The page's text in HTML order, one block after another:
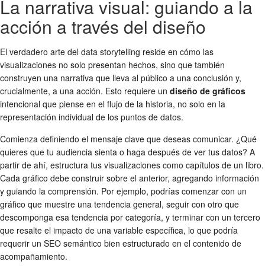
La narrativa visual: guiando a la
acción a través del diseño
El verdadero arte del data storytelling reside en cómo las
visualizaciones no solo presentan hechos, sino que también
construyen una narrativa que lleva al público a una conclusión y,
crucialmente, a una acción. Esto requiere un diseño de gráficos
intencional que piense en el flujo de la historia, no solo en la
representación individual de los puntos de datos.
Comienza definiendo el mensaje clave que deseas comunicar. ¿Qué
quieres que tu audiencia sienta o haga después de ver tus datos? A
partir de ahí, estructura tus visualizaciones como capítulos de un libro.
Cada gráfico debe construir sobre el anterior, agregando información
y guiando la comprensión. Por ejemplo, podrías comenzar con un
gráfico que muestre una tendencia general, seguir con otro que
descomponga esa tendencia por categoría, y terminar con un tercero
que resalte el impacto de una variable específica, lo que podría
requerir un SEO semántico bien estructurado en el contenido de
acompañamiento.